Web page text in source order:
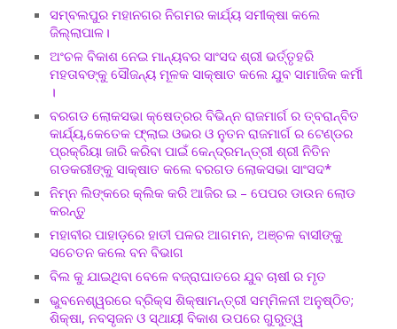
ସମ୍ବଲପୁର ମହାନଗର ନିଗମର କାର୍ଯ୍ୟ ସମୀକ୍ଷା କଲେ
ଜିଲ୍ଲାପାଳ।
ଅଂଚଳ ବିକାଶ ନେଇ ମାନ୍ୟବର ସାଂସଦ ଶ୍ରୀ ଭର୍ତ୍ତୃହରି
ମହତାବଙ୍କୁ ସୌଜନ୍ୟ ମୂଳକ ସାକ୍ଷାତ କଲେ ଯୁବ ସାମାଜିକ କର୍ମୀ
।
ବରଗଡ ଲୋକସଭା କ୍ଷେତ୍ରର ବିଭିନ୍ନ ରାଜମାର୍ଗ ର ତ୍ବରାନ୍ବିତ
କାର୍ଯ୍ୟ,କେତେକ ଫ୍ଲାଇ ଓଭର ଓ ନୁତନ ରାଜମାର୍ଗ ର ଟେଣ୍ଡର
ପ୍ରକ୍ରିୟା ଜାରି କରିବା ପାଇଁ କେନ୍ଦ୍ରମନ୍ତ୍ରୀ ଶ୍ରୀ ନିତିନ
ଗଡକରୀଙ୍କୁ ସାକ୍ଷାତ କଲେ ବରଗଡ ଲୋକସଭା ସାଂସଦ*
ନିମ୍ନ ଲିଙ୍କରେ କ୍ଲିକ କରି ଆଜିର ଇ – ପେପର ଡାଉନ ଲୋଡ
କରନ୍ତୁ
ମହାବୀର ପାହାଡ଼ରେ ହାତୀ ପଳର ଆଗମନ, ଅଞ୍ଚଳ ବାସୀଙ୍କୁ
ସଚେତନ କଲେ ବନ ବିଭାଗ
ବିଲ କୁ ଯାଇଥିବା ବେଳେ ବଜ୍ରାଘାତରେ ଯୁବ ଚାଷୀ ର ମୃତ
ଭୁବନେଶ୍ୱରରେ ବ୍ରିକ୍ସ ଶିକ୍ଷାମନ୍ତ୍ରୀ ସମ୍ମିଳନୀ ଅନୁଷ୍ଠିତ;
ଶିକ୍ଷା, ନବସୃଜନ ଓ ସ୍ଥାୟୀ ବିକାଶ ଉପରେ ଗୁରୁତ୍ୱ